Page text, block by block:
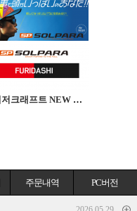
메이저크래프트 NEW SOLPARA FURIDASHI뉴솔파라 뽑기식 범용로드
주문내역 PC버전